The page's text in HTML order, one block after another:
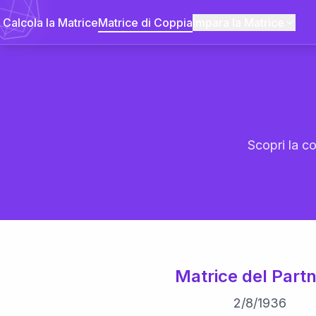
Calcola la MatriceMatrice di Coppia
Scopri la
Matrice del
2/8/1936